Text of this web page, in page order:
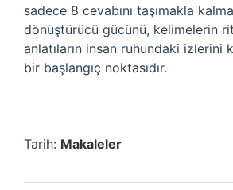
sadece 8 cevabını taşımakla
dönüştürücü gücünü, kelimelerin
anlatıların insan ruhundaki izlerini
bir başlangıç noktasıdır.
Tarih: Makaleler